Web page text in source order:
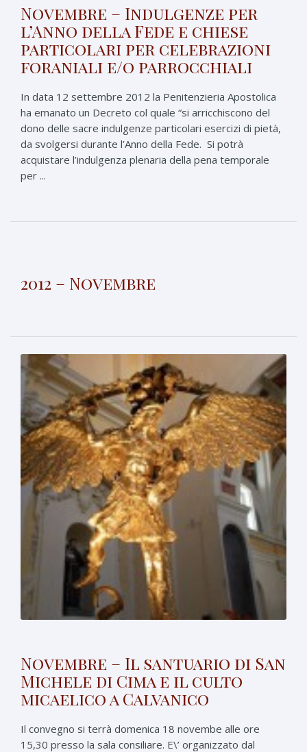
Novembre – Indulgenze per
l’Anno della Fede e chiese
particolari per celebrazioni
foraniali e/o parrocchiali
In data 12 settembre 2012 la Penitenzieria Apostolica
ha emanato un Decreto col quale “si arricchiscono del
dono delle sacre indulgenze particolari esercizi di pietà,
da svolgersi durante l’Anno della Fede. Si potrà
acquistare l’indulgenza plenaria della pena temporale
per ...
2012 – Novembre
Novembre – Il santuario di San
Michele di Cima e il culto
micaelico a Calvanico
Il convegno si terrà domenica 18 novembe alle ore
15,30 presso la sala consiliare. E\’ organizzato dal